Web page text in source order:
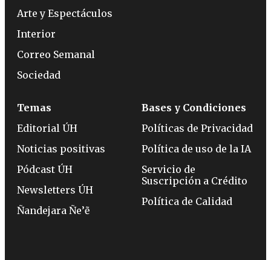
Arte y Espectáculos
Interior
Correo Semanal
Sociedad
Temas
Editorial ÚH
Noticias positivas
Pódcast ÚH
Newsletters ÚH
Ñandejara Ñe’ẽ
Bases y Condiciones
Políticas de Privacidad
Política de uso de la IA
Servicio de
Suscripción a Crédito
Política de Calidad